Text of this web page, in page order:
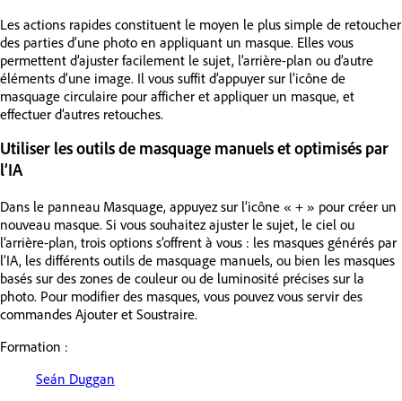
Les actions rapides constituent le moyen le plus simple de retoucher
des parties d’une photo en appliquant un masque. Elles vous
permettent d’ajuster facilement le sujet, l’arrière-plan ou d’autre
éléments d’une image. Il vous suffit d’appuyer sur l’icône de
masquage circulaire pour afficher et appliquer un masque, et
effectuer d’autres retouches.
Utiliser les outils de masquage manuels et optimisés par
l’IA
Dans le panneau Masquage, appuyez sur l’icône « + » pour créer un
nouveau masque. Si vous souhaitez ajuster le sujet, le ciel ou
l’arrière-plan, trois options s’offrent à vous : les masques générés par
l’IA, les différents outils de masquage manuels, ou bien les masques
basés sur des zones de couleur ou de luminosité précises sur la
photo. Pour modifier des masques, vous pouvez vous servir des
commandes Ajouter et Soustraire.
Formation :
Seán Duggan